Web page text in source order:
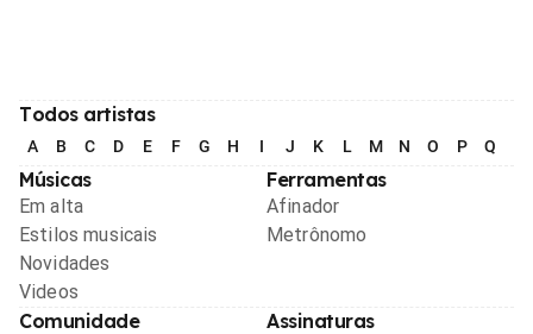
Todos artistas
A B C D E F G H I J K L M N O P Q
Músicas
Em alta
Estilos musicais
Novidades
Videos
Ferramentas
Afinador
Metrônomo
Comunidade Assinaturas